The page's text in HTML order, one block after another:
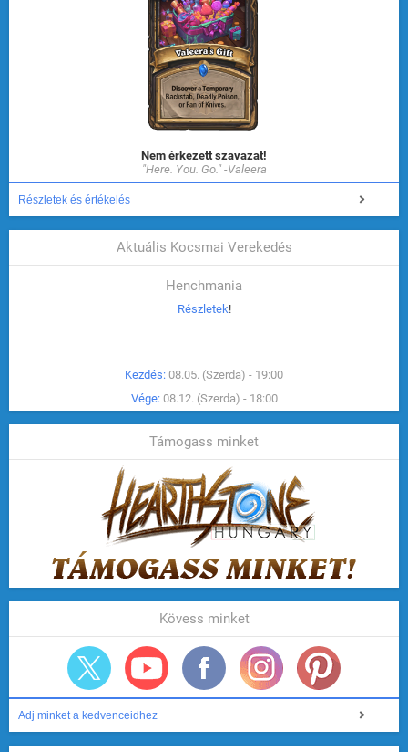
Nem érkezett szavazat!
"Here. You. Go." -Valeera
Részletek és értékelés
Aktuális Kocsmai Verekedés
Henchmania
Részletek!
Kezdés: 08.05. (Szerda) - 19:00
Vége: 08.12. (Szerda) - 18:00
Támogass minket
Kövess minket
Adj minket a kedvenceidhez